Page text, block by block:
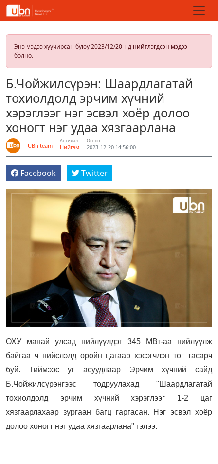
Энэ мэдээ хуучирсан буюу 2023/12/20-нд нийтлэгдсэн мэдээ
болно.
Б.Чойжилсүрэн: Шаардлагатай
тохиолдолд эрчим хүчний
хэрэглээг нэг эсвэл хоёр долоо
хоногт нэг удаа хязгаарлана
UBn team
Ангилал
Нийгэм
Огноо
2023-12-20 14:56:00
Facebook Twitter
ОХУ манай улсад нийлүүлдэг 345 МВт-аа нийлүүлж
байгаа ч нийслэлд оройн цагаар хэсэгчлэн тог тасарч
буй. Тиймээс уг асуудлаар Эрчим хүчний сайд
Б.Чойжилсүрэнгээс тодруулахад "Шаардлагатай
тохиолдолд эрчим хүчний хэрэглээг 1-2 цаг
хязгаарлахаар зургаан багц гаргасан. Нэг эсвэл хоёр
долоо хоногт нэг удаа хязгаарлана" гэлээ.